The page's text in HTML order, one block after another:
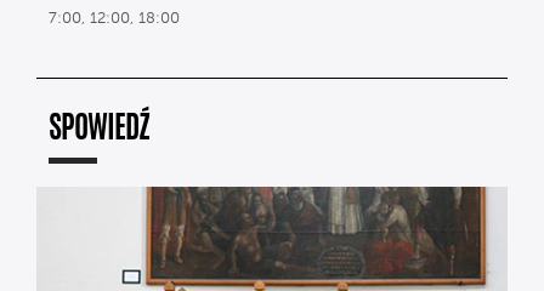
7:00, 12:00, 18:00
SPOWIEDŹ